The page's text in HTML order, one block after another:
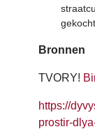
Bronnen
TVORY!
https://
prostir-